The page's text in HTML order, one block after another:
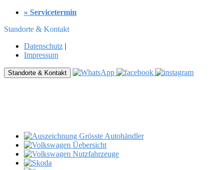
» Servicetermin
Standorte & Kontakt
Datenschutz |
Impressum
Standorte & Kontakt